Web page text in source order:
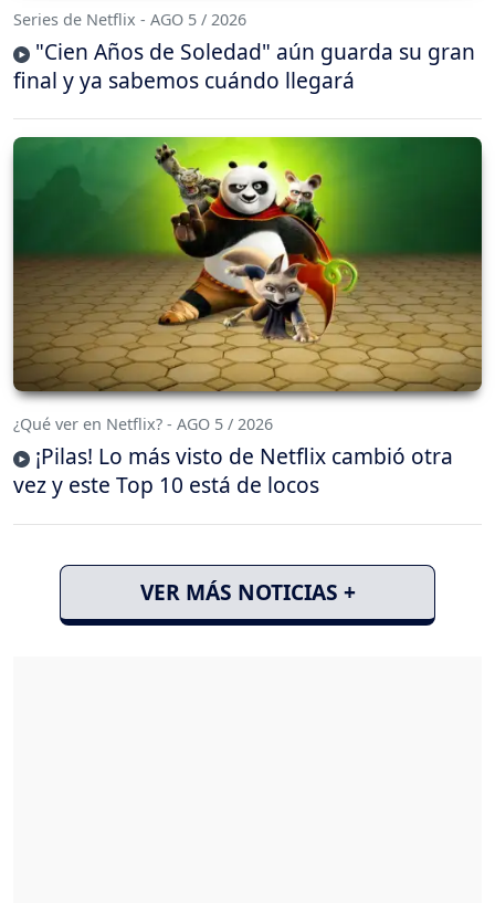
Series de Netflix - AGO 5 / 2026
"Cien Años de Soledad" aún guarda su gran
final y ya sabemos cuándo llegará
¿Qué ver en Netflix? - AGO 5 / 2026
¡Pilas! Lo más visto de Netflix cambió otra
vez y este Top 10 está de locos
VER MÁS NOTICIAS +